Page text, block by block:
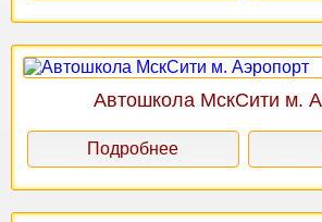
Автошкола МскСити м.
Подробнее